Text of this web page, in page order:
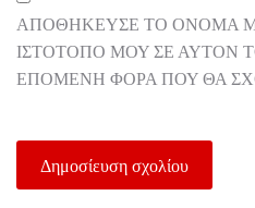
ΑΠΟΘΉΚΕΥΣΕ ΤΟ ΌΝΟΜΆ
ΙΣΤΌΤΟΠΟ ΜΟΥ ΣΕ ΑΥΤΌΝ
ΕΠΌΜΕΝΗ ΦΟΡΆ ΠΟΥ ΘΑ